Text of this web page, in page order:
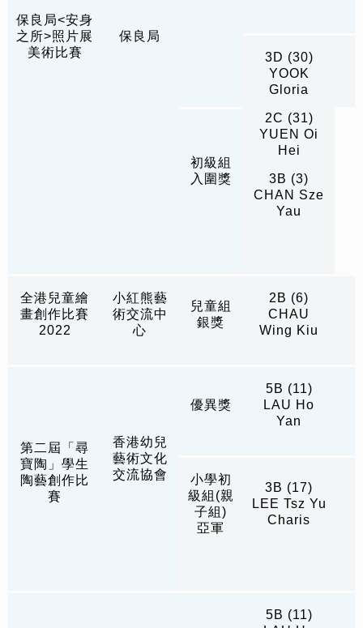
保良局<安身
之所>照片展
美術比賽
保良局
3D (30)
YOOK
Gloria
2C (31)
YUEN Oi
Hei
3B (3)
CHAN Sze
Yau
初級組
入圍獎
全港兒童繪
畫創作比賽
2022
小紅熊藝
術交流中
心
兒童組
銀獎
2B (6)
CHAU
Wing Kiu
第二屆「尋
寶陶」學生
陶藝創作比
賽
香港幼兒
藝術文化
交流協會
優異獎
5B (11)
LAU Ho
Yan
小學初
級組(親
子組)
亞軍
3B (17)
LEE Tsz Yu
Charis
5B (11)